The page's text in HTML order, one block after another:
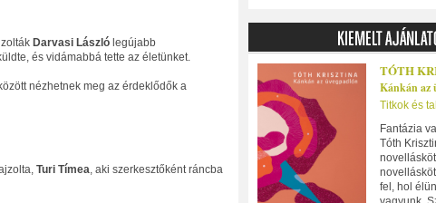
Darvasi Lászlólegújabb
és vidámabbá tette az életünket.
nézhetnek meg az érdeklődők a
Turi Tímea, aki szerkesztőként ráncba
TÓTH
Kánkán az
Titkok és
Fantázia
Tóth
fel, hol